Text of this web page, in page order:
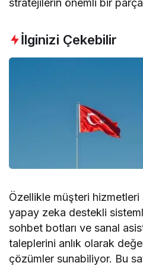
stratejilerin önemli bir
İlginizi Çekebilir
Özellikle müşteri hizmetleri
yapay zeka destekli
sohbet botları ve sanal
taleplerini anlık olarak
çözümler sunabiliyor. Bu